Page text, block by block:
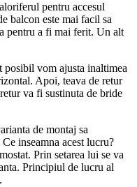
pentru accesul
balcon este mai facil sa
pentru a fi mai ferit. Un alt
posibil vom ajusta inaltimea
Apoi, teava de retur
va fi sustinuta de bride
de montaj sa
inseamna acest lucru?
Prin setarea lui se va
Principiul de lucru al